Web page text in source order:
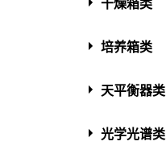
干燥箱类
培养箱类
天平衡器类
光学光谱类